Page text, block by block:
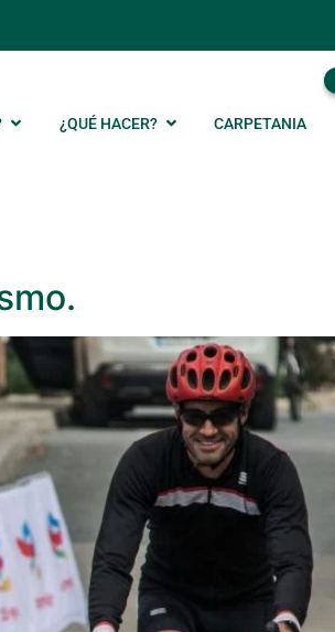
¿QUÉ HACER? CARPETANIA